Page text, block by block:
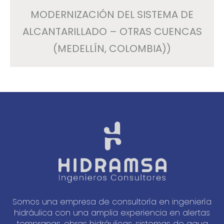
MODERNIZACIÓN DEL SISTEMA DE
ALCANTARILLADO – OTRAS CUENCAS
(MEDELLÍN, COLOMBIA))
Somos una empresa de consultoría en ingeniería
hidráulica con una amplia experiencia en alertas